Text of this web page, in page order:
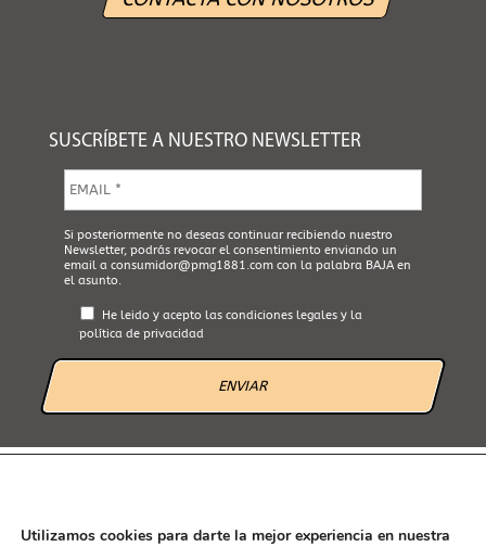
SUSCRÍBETE A NUESTRO NEWSLETTER
m
a
i
l
*
A
c
e
p
e
l
Si posteriormente no deseas continuar recibiendo nuestro
Newsletter, podrás revocar el consentimiento enviando un
email a consumidor@pmg1881.comcon la palabra BAJA en
el asunto.
He leido y acepto las condiciones legalesy la
política de privacidad
Utilizamos cookies para darte la mejor experiencia en nuestra